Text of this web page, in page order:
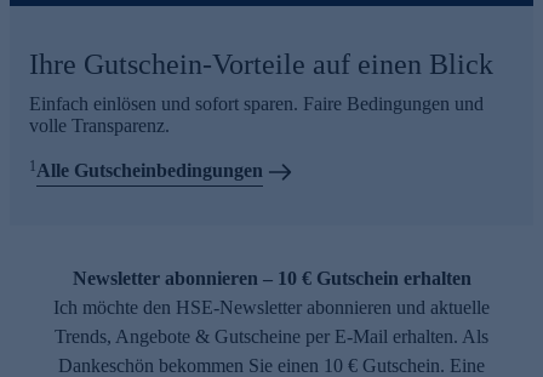
Ihre Gutschein-Vorteile auf einen Blick
Einfach einlösen und sofort sparen. Faire Bedingungen und
volle Transparenz.
1Alle Gutscheinbedingungen
Newsletter abonnieren – 10 € Gutschein erhalten
Ich möchte den HSE-Newsletter abonnieren und aktuelle
Trends, Angebote & Gutscheine per E-Mail erhalten. Als
Dankeschön bekommen Sie einen 10 € Gutschein. Eine